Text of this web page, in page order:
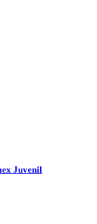
Juvenil